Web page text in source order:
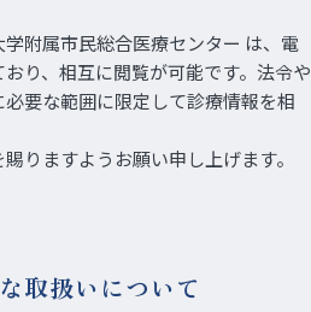
附属市民総合医療センター は、電
り、相互に閲覧が可能です。法令や
要な範囲に限定して診療情報を相
りますようお願い申し上げます。
取扱いについて